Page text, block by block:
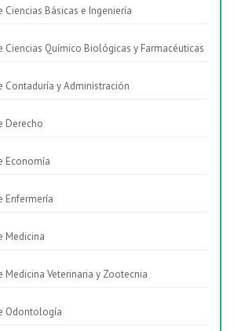
Ciencias Básicas e Ingeniería
Ciencias Químico Biológicas y Farmacéuticas
Contaduría y Administración
Derecho
Economía
Enfermería
Medicina
Medicina Veterinaria y Zootecnia
Odontología